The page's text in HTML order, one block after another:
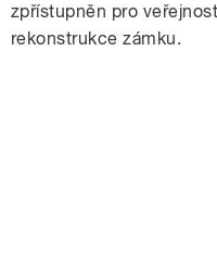
zpřístupněn pro
rekonstrukce zámku.